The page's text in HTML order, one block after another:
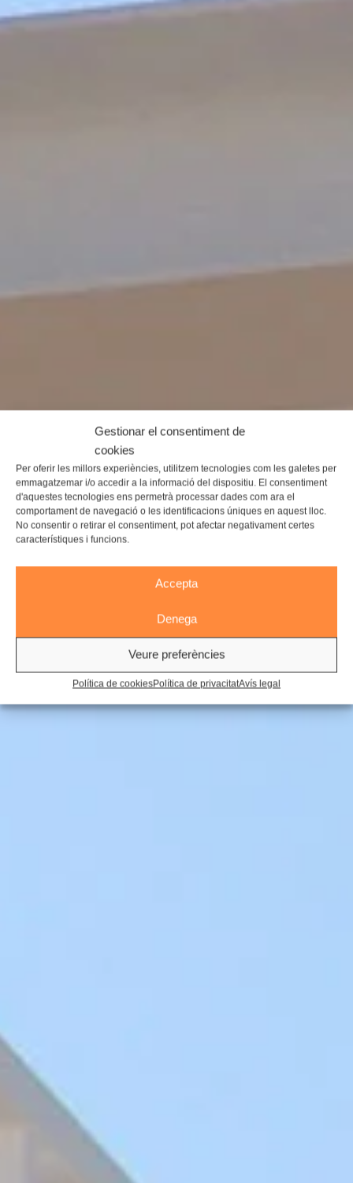
Gestionar el consentiment de
cookies
Per oferir les millors experiències, utilitzem tecnologies com les galetes per
emmagatzemar i/o accedir a la informació del dispositiu. El consentiment
d'aquestes tecnologies ens permetrà processar dades com ara el
comportament de navegació o les identificacions úniques en aquest lloc.
No consentir o retirar el consentiment, pot afectar negativament certes
característiques i funcions.
Accepta
Denega
Veure preferències
Política de cookiesPolítica de privacitatAvís legal